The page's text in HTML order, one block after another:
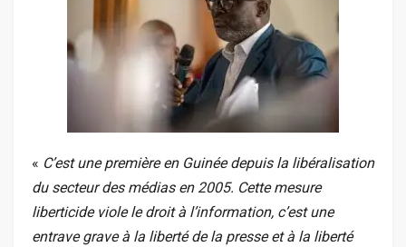
« C’est une première en Guinée depuis la libéralisation
du secteur des médias en 2005. Cette mesure
liberticide viole le droit à l’information, c’est une
entrave grave à la liberté de la presse et à la liberté